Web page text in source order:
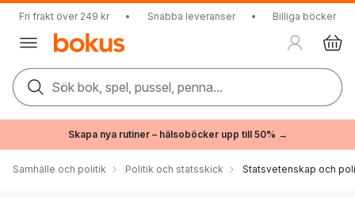
Fri frakt över 249 kr • Snabba leveranser • Billiga böcker
Sök bok, spel, pussel, penna...
Skapa nya rutiner – hälsoböcker upp till 50% →
Samhälle och politik Politik och statsskick Statsvetenskap och